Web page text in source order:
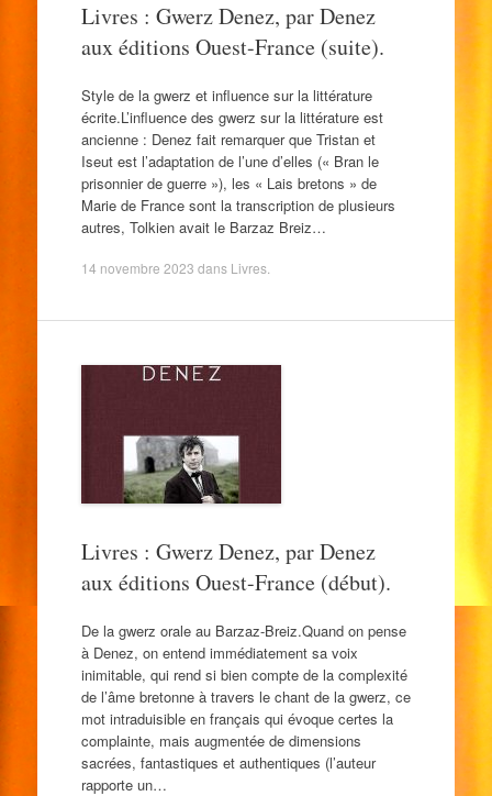
Livres : Gwerz Denez, par Denez
aux éditions Ouest-France (suite).
Style de la gwerz et influence sur la littérature
écrite.L’influence des gwerz sur la littérature est
ancienne : Denez fait remarquer que Tristan et
Iseut est l’adaptation de l’une d’elles (« Bran le
prisonnier de guerre »), les « Lais bretons » de
Marie de France sont la transcription de plusieurs
autres, Tolkien avait le Barzaz Breiz…
14 novembre 2023 dans Livres.
Livres : Gwerz Denez, par Denez
aux éditions Ouest-France (début).
De la gwerz orale au Barzaz-Breiz.Quand on pense
à Denez, on entend immédiatement sa voix
inimitable, qui rend si bien compte de la complexité
de l’âme bretonne à travers le chant de la gwerz, ce
mot intraduisible en français qui évoque certes la
complainte, mais augmentée de dimensions
sacrées, fantastiques et authentiques (l’auteur
rapporte un…